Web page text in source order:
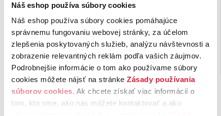
Náš eshop používa súbory cookies
Náš eshop používa súbory cookies pomáhajúce
správnemu fungovaniu webovej stránky, za účelom
zlepšenia poskytovaných služieb, analýzu návštevnosti a
zobrazenie relevantných reklám podľa vašich záujmov.
Podrobnejšie informácie o tom ako používame súbory
cookies môžete nájsť na stránke Zásady používania
súborov cookies. Ak chcete získať viac informácií o
tom, kto sme, ako nás môžete kontaktovať a ako
Šálka dobrého ovocného čaju
padne vhod vždy, keď máte chuť
na niečo sladké. Čaj Brusnica …
1,99€
na sklade
Cafetiera poskytuje zaujímavú
alternatívu prípravy kávy k bežne
používanej zalievanej káve.
Je to kanvička, do …
27,57€
Nie je možné objednať